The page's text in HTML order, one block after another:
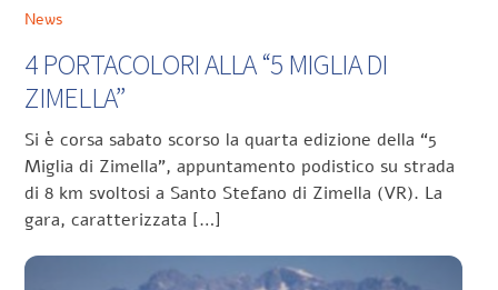
News
4 PORTACOLORI ALLA “5 MIGLIA DI
ZIMELLA”
Si è corsa sabato scorso la quarta edizione della “5
Miglia di Zimella”, appuntamento podistico su strada
di 8 km svoltosi a Santo Stefano di Zimella (VR). La
gara, caratterizzata […]